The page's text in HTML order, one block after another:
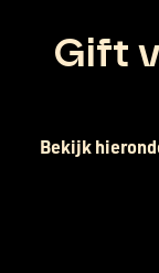
Gift
Bekijk